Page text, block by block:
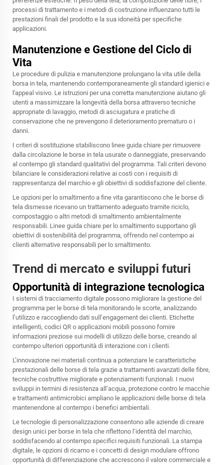
processi di trattamento e i metodi di costruzione influenzano tutti le
prestazioni finali del prodotto e la sua idoneità per specifiche
applicazioni.
Manutenzione e Gestione del Ciclo di
Vita
Le procedure di pulizia e manutenzione prolungano la vita utile della
borsa in tela, mantenendo contemporaneamente gli standard igienici e
l'appeal visivo. Le istruzioni per una corretta manutenzione aiutano gli
utenti a massimizzare la longevità della borsa attraverso tecniche
appropriate di lavaggio, metodi di asciugatura e pratiche di
conservazione che ne prevengono il deterioramento prematuro o i
danni.
I criteri di sostituzione stabiliscono linee guida chiare per rimuovere
dalla circolazione le borse in tela usurate o danneggiate, preservando
al contempo gli standard qualitativi del programma. Tali criteri devono
bilanciare le considerazioni relative ai costi con i requisiti di
rappresentanza del marchio e gli obiettivi di soddisfazione del cliente.
Le opzioni per lo smaltimento a fine vita garantiscono che le borse di
tela dismesse ricevano un trattamento adeguato tramite riciclo,
compostaggio o altri metodi di smaltimento ambientalmente
responsabili. Linee guida chiare per lo smaltimento supportano gli
obiettivi di sostenibilità del programma, offrendo nel contempo ai
clienti alternative responsabili per lo smaltimento.
Trend di mercato e sviluppi futuri
Opportunità di integrazione tecnologica
I sistemi di tracciamento digitale possono migliorare la gestione del
programma per le borse di tela monitorando le scorte, analizzando
l’utilizzo e raccogliendo dati sull’engagement dei clienti. Etichette
intelligenti, codici QR o applicazioni mobili possono fornire
informazioni preziose sui modelli di utilizzo delle borse, creando al
contempo ulteriori opportunità di interazione con i clienti.
L’innovazione nei materiali continua a potenziare le caratteristiche
prestazionali delle borse di tela grazie a trattamenti avanzati delle fibre,
tecniche costruttive migliorate e potenziamenti funzionali. I nuovi
sviluppi in termini di resistenza all’acqua, protezione contro le macchie
e trattamenti antimicrobici ampliano le applicazioni delle borse di tela
mantenendone al contempo i benefici ambientali.
Le tecnologie di personalizzazione consentono alle aziende di creare
design unici per borse in tela che riflettono l’identità del marchio,
soddisfacendo al contempo specifici requisiti funzionali. La stampa
digitale, le opzioni di ricamo e i concetti di design modulare offrono
opportunità di differenziazione che accrescono il valore commerciale e